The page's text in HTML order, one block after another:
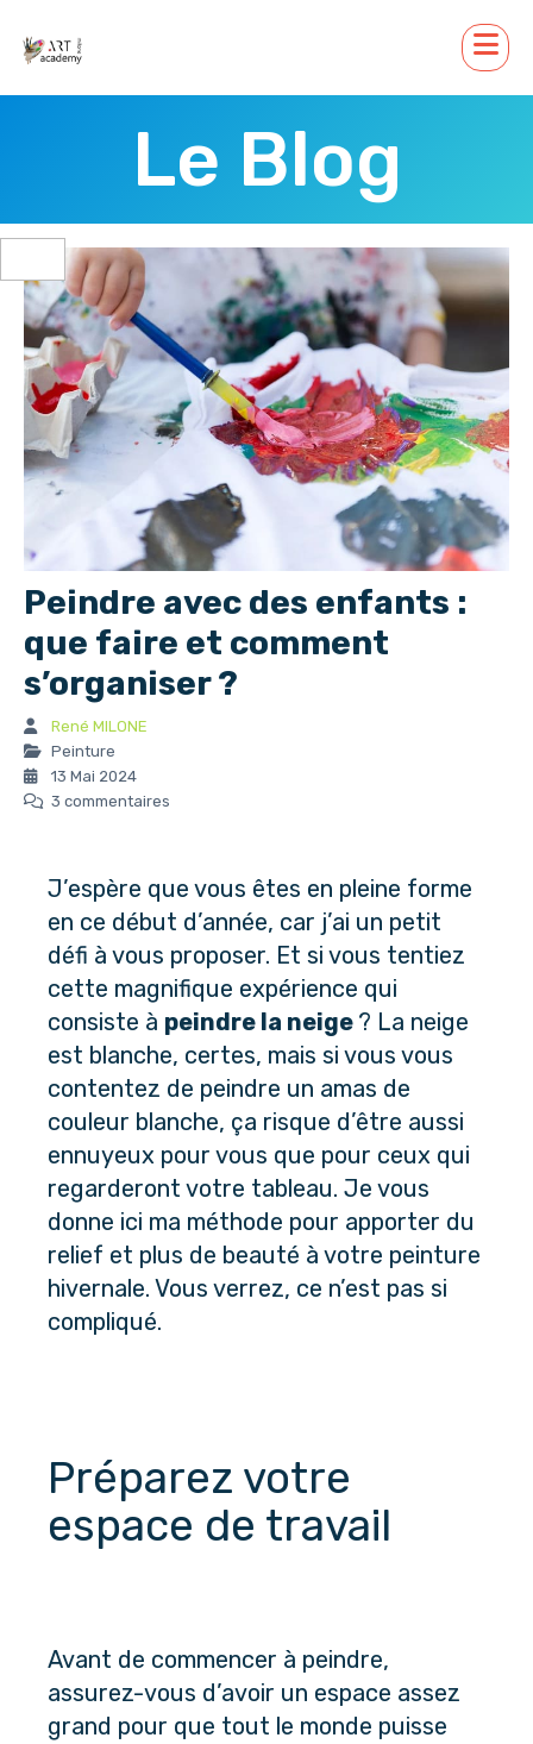
Le Blog
Peindre avec des enfants :
que faire et comment
s’organiser ?
René MILONE
Peinture
13 Mai 2024
3 commentaires
J’espère que vous êtes en pleine forme
en ce début d’année, car j’ai un petit
défi à vous proposer. Et si vous tentiez
cette magnifique expérience qui
consiste à peindre la neige ? La neige
est blanche, certes, mais si vous vous
contentez de peindre un amas de
couleur blanche, ça risque d’être aussi
ennuyeux pour vous que pour ceux qui
regarderont votre tableau. Je vous
donne ici ma méthode pour apporter du
relief et plus de beauté à votre peinture
hivernale. Vous verrez, ce n’est pas si
compliqué.
Préparez votre
espace de travail
Avant de commencer à peindre,
assurez-vous d’avoir un espace assez
grand pour que tout le monde puisse